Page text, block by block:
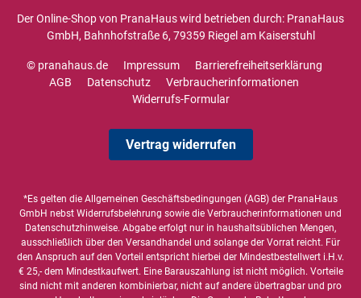
Der Online-Shop von PranaHaus wird betrieben durch: PranaHaus
GmbH, Bahnhofstraße 6, 79359 Riegel am Kaiserstuhl
© pranahaus.de Impressum
Barrierefreiheitserklärung
AGB
Datenschutz
Verbraucherinformationen
Widerrufs-Formular
Vertrag widerrufen
*Es gelten die Allgemeinen Geschäftsbedingungen (AGB) der PranaHaus
GmbH nebst Widerrufsbelehrung sowie die Verbraucherinformationen und
Datenschutzhinweise. Abgabe erfolgt nur in haushaltsüblichen Mengen,
ausschließlich über den Versandhandel und solange der Vorrat reicht. Für
den Anspruch auf den Vorteil entspricht hierbei der Mindestbestellwert i.H.v.
€ 25,- dem Mindestkaufwert. Eine Barauszahlung ist nicht möglich. Vorteile
sind nicht mit anderen kombinierbar, nicht auf andere übertragbar und pro